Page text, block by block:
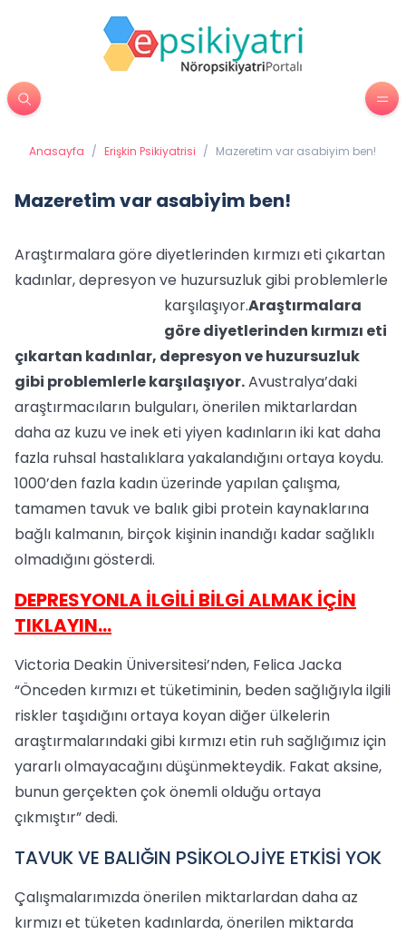
Anasayfa / Erişkin Psikiyatrisi / Mazeretim var asabiyim ben!
Mazeretim var asabiyim ben!
Araştırmalara göre diyetlerinden kırmızı eti çıkartan
kadınlar, depresyon ve huzursuzluk gibi problemlerle
karşılaşıyor.Araştırmalara
göre diyetlerinden kırmızı eti
çıkartan kadınlar, depresyon ve huzursuzluk
gibi problemlerle karşılaşıyor.Avustralya’daki
araştırmacıların bulguları, önerilen miktarlardan
daha az kuzu ve inek eti yiyen kadınların iki kat daha
fazla ruhsal hastalıklara yakalandığını ortaya koydu.
1000’den fazla kadın üzerinde yapılan çalışma,
tamamen tavuk ve balık gibi protein kaynaklarına
bağlı kalmanın, birçok kişinin inandığı kadar sağlıklı
olmadığını gösterdi.
DEPRESYONLA İLGİLİ BİLGİ ALMAK İÇİN
TIKLAYIN...
Victoria Deakin Üniversitesi’nden, Felica Jacka
“Önceden kırmızı et tüketiminin, beden sağlığıyla ilgili
riskler taşıdığını ortaya koyan diğer ülkelerin
araştırmalarındaki gibi kırmızı etin ruh sağlığımız için
yararlı olmayacağını düşünmekteydik. Fakat aksine,
bunun gerçekten çok önemli olduğu ortaya
çıkmıştır” dedi.
TAVUK VE BALIĞIN PSİKOLOJİYE ETKİSİ YOK
Çalışmalarımızda önerilen miktarlardan daha az
kırmızı et tüketen kadınlarda, önerilen miktarda